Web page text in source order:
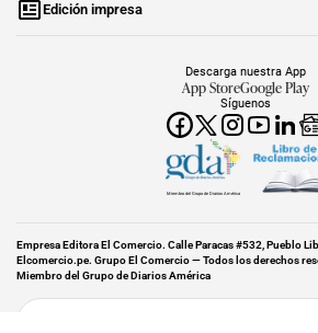
Edición impresa
Síguenos
Descarga nuestra App
App StoreGoogle Play
Miembro del Grupo de Diarios América
Empresa Editora El Comercio. Calle Paracas #532, Pueblo
Elcomercio.pe. Grupo El Comercio — Todos los derechos
Miembro del Grupo de Diarios América